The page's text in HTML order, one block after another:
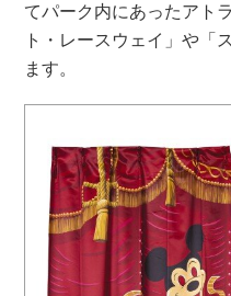
てパーク内にあったアト
ト・レースウェイ」や「
ます。